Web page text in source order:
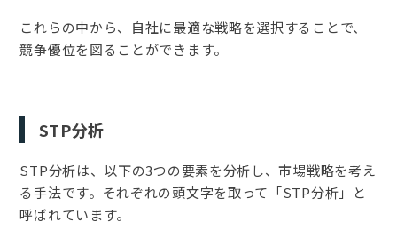
これらの中から、自社に最適な戦略を選択することで、
競争優位を図ることができます。
STP分析
STP分析は、以下の3つの要素を分析し、市場戦略を考え
る手法です。それぞれの頭文字を取って「STP分析」と
呼ばれています。